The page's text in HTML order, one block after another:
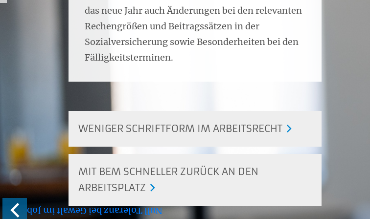
das neue Jahr auch Änderungen bei den relevanten
Rechengrößen und Beitragssätzen in der
Sozialversicherung sowie Besonderheiten bei den
Fälligkeitsterminen.
WENIGER SCHRIFTFORM IM ARBEITSRECHT
MIT BEM SCHNELLER ZURÜCK AN DEN
ARBEITSPLATZ
Null Toleranz bei Gewalt im Job